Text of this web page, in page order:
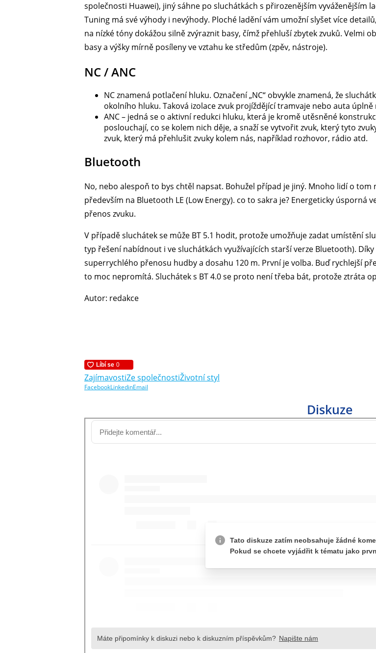
společnosti Huawei), jiný sáhne po sluchátkách s přirozenějším vyváženějším
Tuning má své výhody i nevýhody. Ploché ladění vám umožní slyšet více
na nízké tóny dokážou silně zvýraznit basy, čímž přehluší zbytek zvuků. Velmi
basy a výšky mírně posíleny ve vztahu ke středům (zpěv, nástroje).
NC / ANC
NC znamená potlačení hluku. Označení „NC“ obvykle znamená, že
okolního hluku. Taková izolace zvuk projíždějící tramvaje nebo auta
ANC – jedná se o aktivní redukci hluku, která je kromě utěsněné
poslouchají, co se kolem nich děje, a snaží se vytvořit zvuk, který tyto
zvuk, který má přehlušit zvuky kolem nás, například rozhovor, rádio atd.
Bluetooth
No, nebo alespoň to bys chtěl napsat. Bohužel případ je jiný. Mnoho lidí o tom
především na Bluetooth LE (Low Energy). co to sakra je? Energeticky úsporná
přenos zvuku.
V případě sluchátek se může BT 5.1 hodit, protože umožňuje zadat umístění
typ řešení nabídnout i ve sluchátkách využívajících starší verze Bluetooth).
superrychlého přenosu hudby a dosahu 120 m. První je volba. Buď rychlejší
to moc nepromítá. Sluchátek s BT 4.0 se proto není třeba bát, protože ztráta
Autor: redakce
ZajímavostiZe společnostiŽivotní styl
FacebookLinkedinEmail
Diskuze